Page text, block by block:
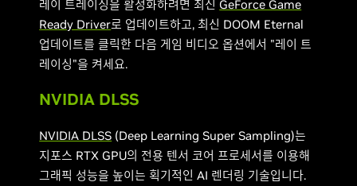
레이 트레이싱을 활성화하려면 최신 GeForce Game
Ready Driver로 업데이트하고, 최신 DOOM Eternal
업데이트를 클릭한 다음 게임 비디오 옵션에서 "레이 트
레이싱"을 켜세요.
NVIDIA DLSS
NVIDIA DLSS (Deep Learning Super Sampling)는
지포스 RTX GPU의 전용 텐서 코어 프로세서를 이용해
그래픽 성능을 높이는 획기적인 AI 렌더링 기술입니다.